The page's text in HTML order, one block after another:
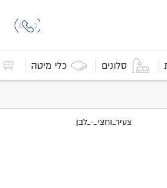
סלונים כלי מיטה